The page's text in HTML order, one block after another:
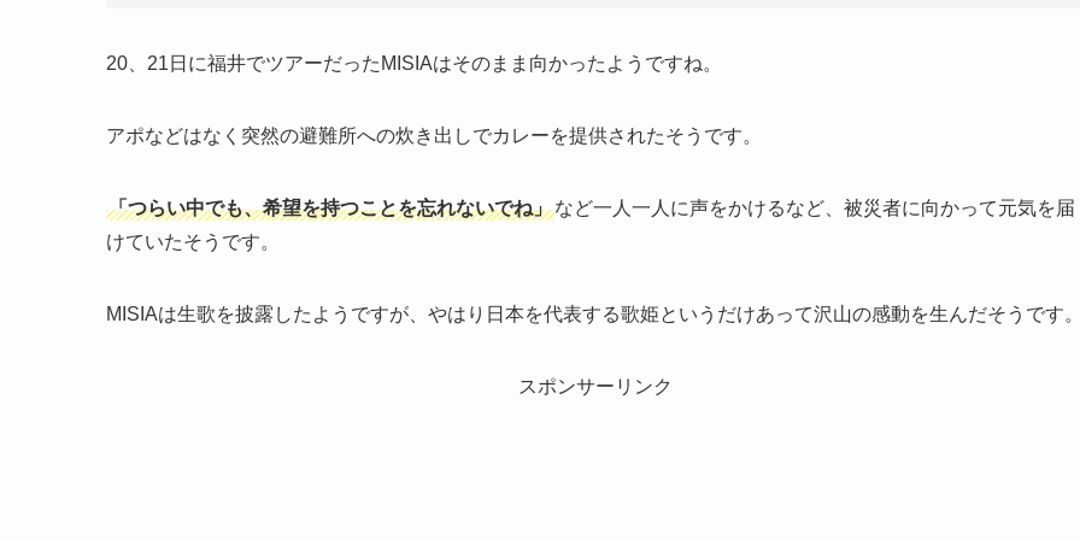
20、21日に福井でツアーだったMISIAはそのまま向かったようですね。
アポなどはなく突然の避難所への炊き出しでカレーを提供されたそうです。
「つらい中でも、希望を持つことを忘れないでね」など一人一人に声をかけるなど、被災者に向かって元気を届
けていたそうです。
MISIAは生歌を披露したようですが、やはり日本を代表する歌姫というだけあって沢山の感動を生んだそうです
スポンサーリンク